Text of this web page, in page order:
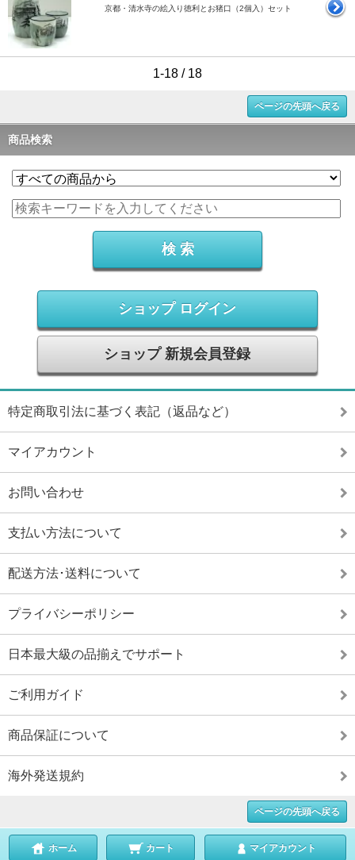
京都・清水寺の絵入り徳利とお猪口（2個入）セット
1-18 / 18
ページの先頭へ戻る
商品検索
ショップ ログイン
ショップ 新規会員登録
特定商取引法に基づく表記（返品など）
マイアカウント
お問い合わせ
支払い方法について
配送方法･送料について
プライバシーポリシー
日本最大級の品揃えでサポート
ご利用ガイド
商品保証について
海外発送規約
ページの先頭へ戻る
ホーム カート マイアカウント